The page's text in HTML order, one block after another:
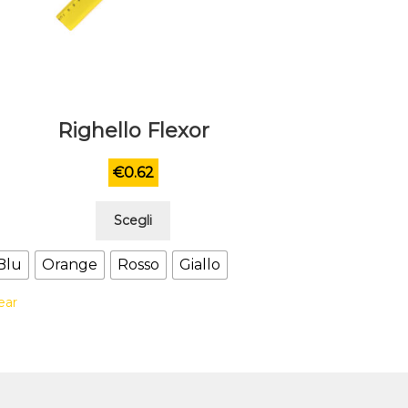
Righello Flexor
€0.62
Scegli
ha
più
Orange Rosso Giallo